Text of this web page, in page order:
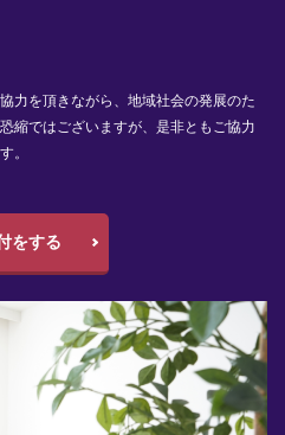
力を頂きながら、地域社会の発展のた
縮ではございますが、是非ともご協力
。
をする